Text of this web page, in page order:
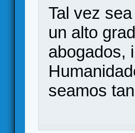
Tal vez
un alto
abogados,
seamos